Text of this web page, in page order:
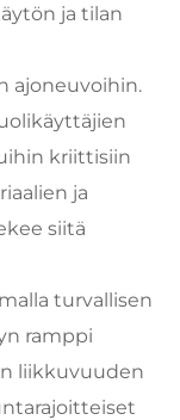
ja tilan
ajoneuvoihin.
kriittisiin
ja
siitä
turvallisen
ramppi
liikkuvuuden